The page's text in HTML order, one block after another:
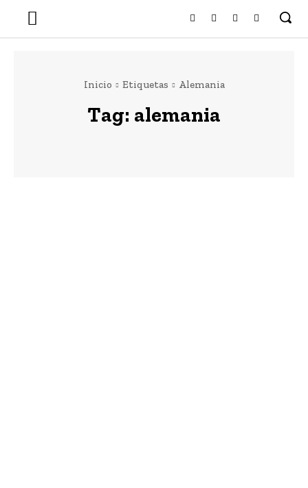
Inicio Etiquetas Alemania
Tag: alemania